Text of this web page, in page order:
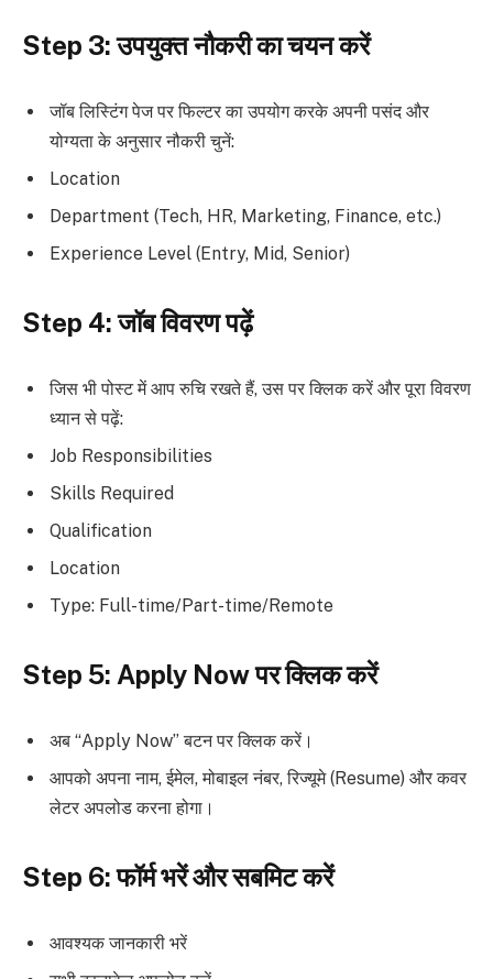
Step 3: उपयुक्त नौकरी का चयन करें
जॉब लिस्टिंग पेज पर फिल्टर का उपयोग करके अपनी पसंद और
योग्यता के अनुसार नौकरी चुनें:
Location
Department (Tech, HR, Marketing, Finance, etc.)
Experience Level (Entry, Mid, Senior)
Step 4: जॉब विवरण पढ़ें
जिस भी पोस्ट में आप रुचि रखते हैं, उस पर क्लिक करें और पूरा विवरण
ध्यान से पढ़ें:
Job Responsibilities
Skills Required
Qualification
Location
Type: Full-time/Part-time/Remote
Step 5: Apply Now पर क्लिक करें
अब “Apply Now” बटन पर क्लिक करें।
आपको अपना नाम, ईमेल, मोबाइल नंबर, रिज्यूमे (Resume) और कवर
लेटर अपलोड करना होगा।
Step 6: फॉर्म भरें और सबमिट करें
आवश्यक जानकारी भरें